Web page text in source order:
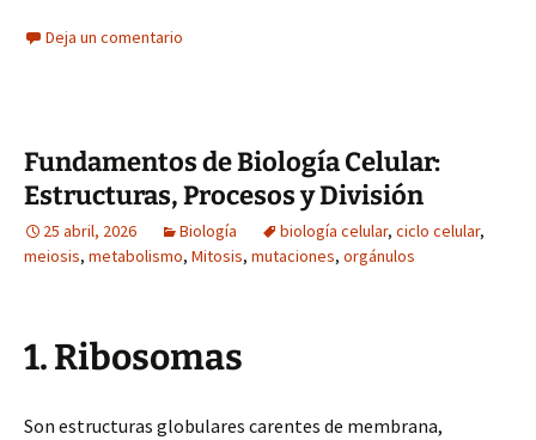
Deja un comentario
Fundamentos de Biología Celular:
Estructuras, Procesos y División
25 abril, 2026 Biología biología celular, ciclo celular,
meiosis, metabolismo, Mitosis, mutaciones, orgánulos
1. Ribosomas
Son estructuras globulares carentes de membrana,